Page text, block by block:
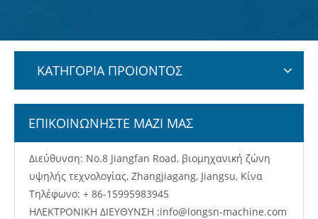
ΚΑΤΗΓΟΡΙΑ ΠΡΟΙΟΝΤΟΣ
ΕΠΙΚΟΙΝΩΝΗΣΤΕ ΜΑΖΙ ΜΑΣ
Διεύθυνση: No.8 Jiangfan Road, βιομηχανική ζώνη
υψηλής τεχνολογίας, Zhangjiagang, Jiangsu, Κίνα
Τηλέφωνο: + 86-15995983945
ΗΛΕΚΤΡΟΝΙΚΗ ΔΙΕΥΘΥΝΣΗ :info@longsn-machine.com